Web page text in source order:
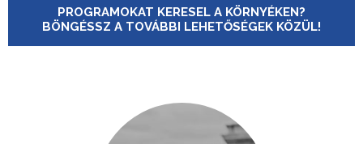
PROGRAMOKAT KERESEL A KÖRNYÉKEN?
BÖNGÉSSZ A TOVÁBBI LEHETŐSÉGEK KÖZÜL!